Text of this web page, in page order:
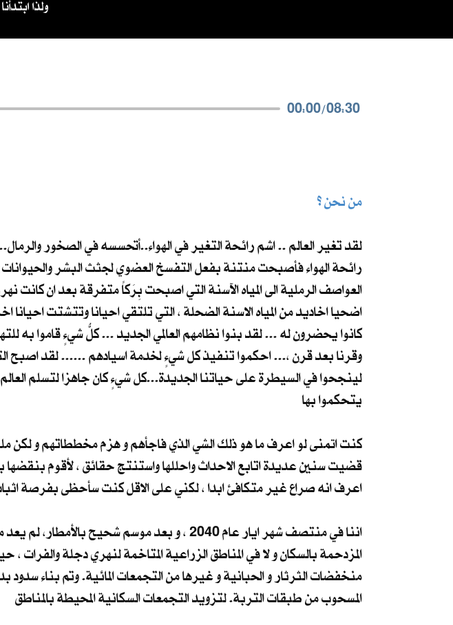
ولذا
00:00/08:30
من نحن ؟
لقد تغير العالم .. اشم رائحة التغير في الهواء..أتحسسه في الصخور
رائحة الهواء فأصبحت منتنة بفعل التفسخ العضوي لجثث البشر
العواصف الرملية الى المياه الآسنة التي اصبحت بِرَكاً متفرقة بعد ان كانت
اضحيا اخاديد من المياه الاسنة الضحلة ، التي تلتقي احيانا وتتشتت
كانوا يحضرون له ... لقد بنوا نظامهم العالمي الجديد ... كلُّ شيءٍ قاموا به
وقرنا بعد قرن ،... احكموا تنفيذ كل شيءٍ لخدمة اسيادهم ...... لقد اصبح
لينجحوا في السيطرة على حياتنا الجديدة...كل شيءٍ كان جاهزا لتسلم
يتحكموا بها
كنت اتمنى لو اعرف ما هو ذلك الشي الذي فاجأهم و هزم مخططاتهم و
قضيت سنين عديدة اتابع الاحداث واحللها واستنتج حقائق ، لأقوم
اعرف انه صراع غير متكافئ ابدا ، لكني على الاقل كنت سأحظى بفرصة
اننا في منتصف شهر ايار عام 2040 ، و بعد موسم
المزدحمة بالسكان و لا في المناطق الزراعية المتاخمة لنهري دجلة
منخفضات الثرثار و الحبانية و غيرها من التجمعات المائية. وتم بناء
المسحوب من طبقات التربة. لتزويد التجمعات السكانية المحيطة بالمناطق